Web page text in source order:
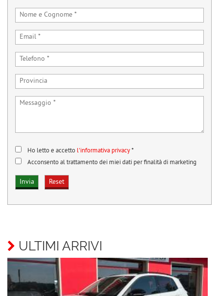
Ho letto e accetto l'informativa privacy*
Acconsento al trattamento dei miei dati per finalità di marketing
ULTIMI ARRIVI